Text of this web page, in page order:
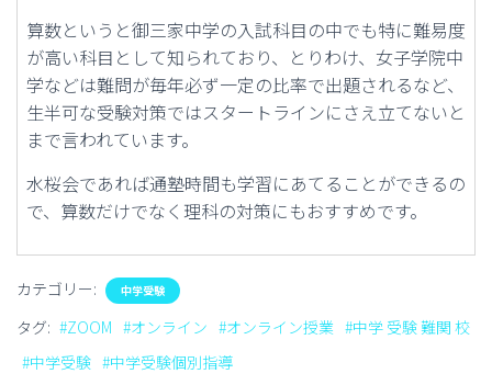
算数というと御三家中学の入試科目の中でも特に難易度
が高い科目として知られており、とりわけ、女子学院中
学などは難問が毎年必ず一定の比率で出題されるなど、
生半可な受験対策ではスタートラインにさえ立てないと
まで言われています。
水桜会であれば通塾時間も学習にあてることができるの
で、算数だけでなく理科の対策にもおすすめです。
カテゴリー: 中学受験
タグ: #ZOOM #オンライン #オンライン授業 #中学 受験 難関 校
#中学受験 #中学受験個別指導